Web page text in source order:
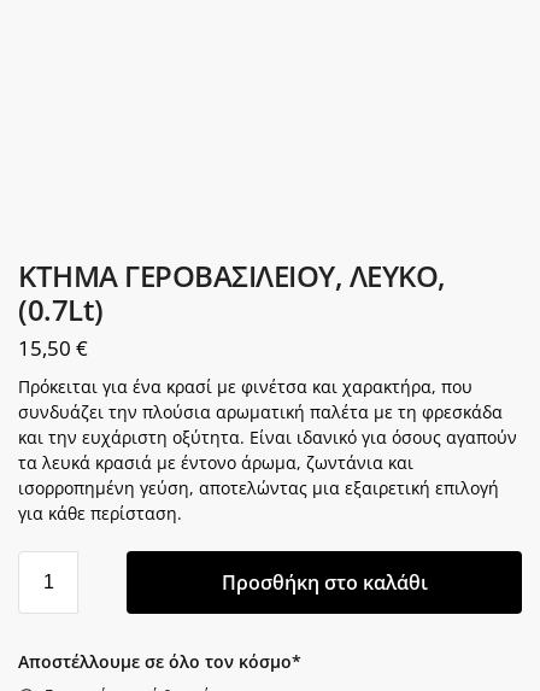
ΚΤΗΜΑ ΓΕΡΟΒΑΣΙΛΕΙΟΥ, ΛΕΥΚΟ,
(0.7Lt)
15,50 €
Πρόκειται για ένα κρασί με φινέτσα και χαρακτήρα, που
συνδυάζει την πλούσια αρωματική παλέτα με τη φρεσκάδα
και την ευχάριστη οξύτητα. Είναι ιδανικό για όσους αγαπούν
τα λευκά κρασιά με έντονο άρωμα, ζωντάνια και
ισορροπημένη γεύση, αποτελώντας μια εξαιρετική επιλογή
για κάθε περίσταση.
Προσθήκη στο καλάθι
Αποστέλλουμε σε όλο τον κόσμο*